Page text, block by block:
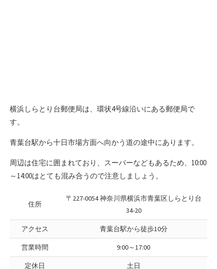
横浜しらとり台郵便局は、環状4号線沿いにある郵便局で
す。
青葉台駅から十日市場方面へ向かう道の途中にあります。
周辺は住宅に囲まれており、スーパーなどもあるため、10:00
～14:00はとても混み合うので注意しましょう。
住所
〒227-0054 神奈川県横浜市青葉区しらとり台
34-20
アクセス 青葉台駅から徒歩10分
営業時間 9:00～17:00
定休日 土日